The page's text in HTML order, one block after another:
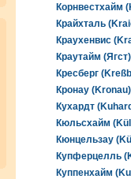
Корнвестхайм
Крайхталь
Краухенвис
Краутайм
Кресберг
Кронау (Kronau)
Кухардт
Кюльсхайм
Кюнцельзау
Купферцелль
Куппенхайм